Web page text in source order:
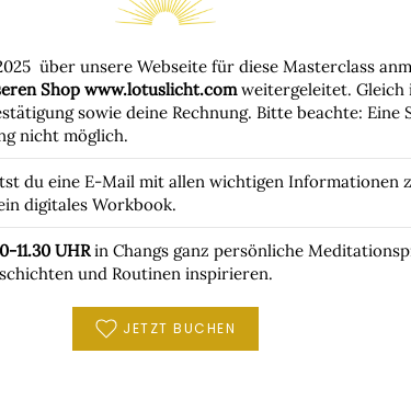
über unsere Webseite für diese Masterclass
Shop www.lotuslicht.comweitergeleitet. Gleich
sowie deine Rechnung. Bitte beachte:
nicht möglich.
du eine E-Mail mit allen wichtigen Informationen
digitales Workbook.
11.30 UHRin Changs ganz persönliche
und Routinen inspirieren.
JETZT BUCHEN